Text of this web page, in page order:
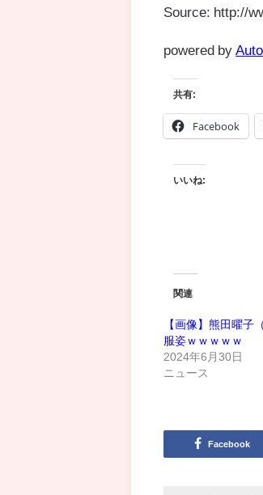
Source: http://
powered by
共有:
Facebook
いいね:
関連
【画像】熊田曜子
服姿ｗｗｗｗｗ
2024年6月30日
ニュース
Facebook